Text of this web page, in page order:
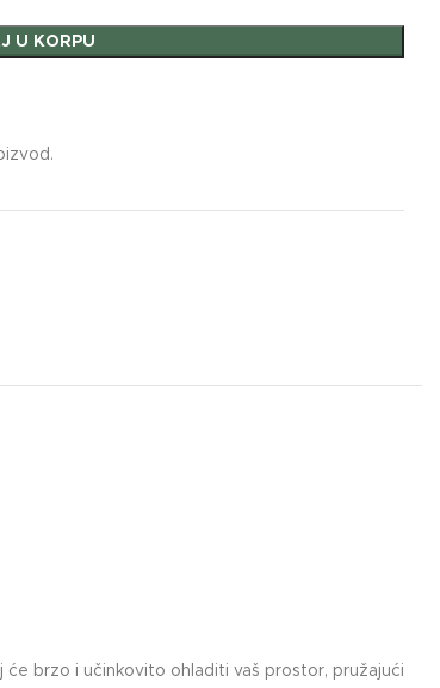
U KORPU
će brzo i učinkovito ohladiti vaš prostor, pružajući